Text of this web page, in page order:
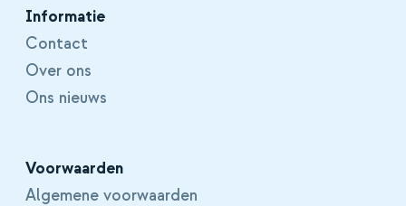
Informatie
Contact
Over ons
Ons nieuws
Voorwaarden
Algemene voorwaarden